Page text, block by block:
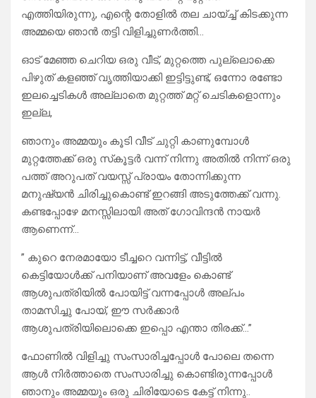
എത്തിയിരുന്നു, എന്റെ തോളിൽ തല ചായ്‌ച്ച് കിടക്കുന്ന
അമ്മയെ ഞാൻ തട്ടി വിളിച്ചുണർത്തി…
ഓട് മേഞ്ഞ ചെറിയ ഒരു വീട്, മുറ്റത്തെ പുല്ലൊക്കെ
പിഴുത് കളഞ്ഞ് വൃത്തിയാക്കി ഇട്ടിട്ടുണ്ട്, ഒന്നോ രണ്ടോ
ഇലച്ചെടികൾ അല്ലാതെ മുറ്റത്ത് മറ്റ്‌ ചെടികളൊന്നും
ഇല്ല,
ഞാനും അമ്മയും കൂടി വീട് ചുറ്റി കാണുമ്പോൾ
മുറ്റത്തേക്ക് ഒരു സ്‌കൂട്ടർ വന്ന് നിന്നു അതിൽ നിന്ന് ഒരു
പത്ത് അറുപത് വയസ്സ് പ്രായം തോന്നിക്കുന്ന
മനുഷ്യൻ ചിരിച്ചുകൊണ്ട് ഇറങ്ങി അടുത്തേക്ക് വന്നു.
കണ്ടപ്പോഴേ മനസ്സിലായി അത് ഗോവിന്ദൻ നായർ
ആണെന്ന്…
” കുറെ നേരമായോ ടീച്ചറെ വന്നിട്ട്, വീട്ടിൽ
കെട്ടിയോൾക്ക് പനിയാണ് അവളേം കൊണ്ട്
ആശുപത്രിയിൽ പോയിട്ട് വന്നപ്പോൾ അല്പം
താമസിച്ചു പോയ്‌, ഈ സർക്കാർ
ആശുപത്രിയിലൊക്കെ ഇപ്പൊ എന്താ തിരക്ക്…”
ഫോണിൽ വിളിച്ചു സംസാരിച്ചപ്പോൾ പോലെ തന്നെ
ആൾ നിർത്താതെ സംസാരിച്ചു കൊണ്ടിരുന്നപ്പോൾ
ഞാനും അമ്മയും ഒരു ചിരിയോടെ കേട്ട് നിന്നു..